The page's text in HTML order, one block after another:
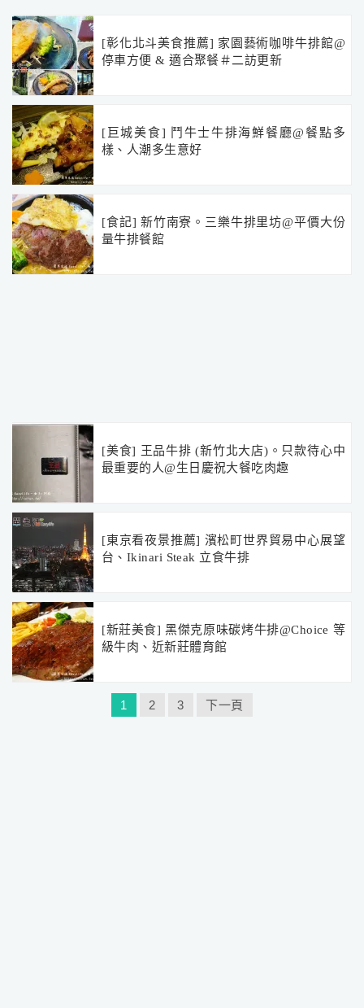
[彰化北斗美食推薦] 家園藝術咖啡牛排館@
停車方便 & 適合聚餐＃二訪更新
[巨城美食] 鬥牛士牛排海鮮餐廳@餐點多
樣、人潮多生意好
[食記] 新竹南寮。三樂牛排里坊@平價大份
量牛排餐館
[美食] 王品牛排 (新竹北大店)。只款待心中
最重要的人@生日慶祝大餐吃肉趣
[東京看夜景推薦] 濱松町世界貿易中心展望
台、Ikinari Steak 立食牛排
[新莊美食] 黑傑克原味碳烤牛排@Choice 等
級牛肉、近新莊體育館
1 2 3 下一頁